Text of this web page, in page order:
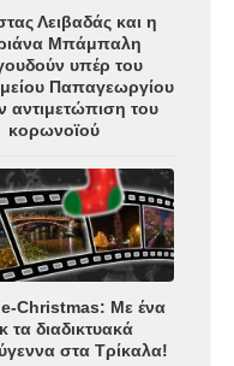
Λειβαδάς και η
Μπάμπαλη
υπέρ του
Παπαγεωργίου
αντιμετώπιση του
κορωνοϊού
Christmas: Με ένα
τα διαδικτυακά
στα Τρίκαλα!